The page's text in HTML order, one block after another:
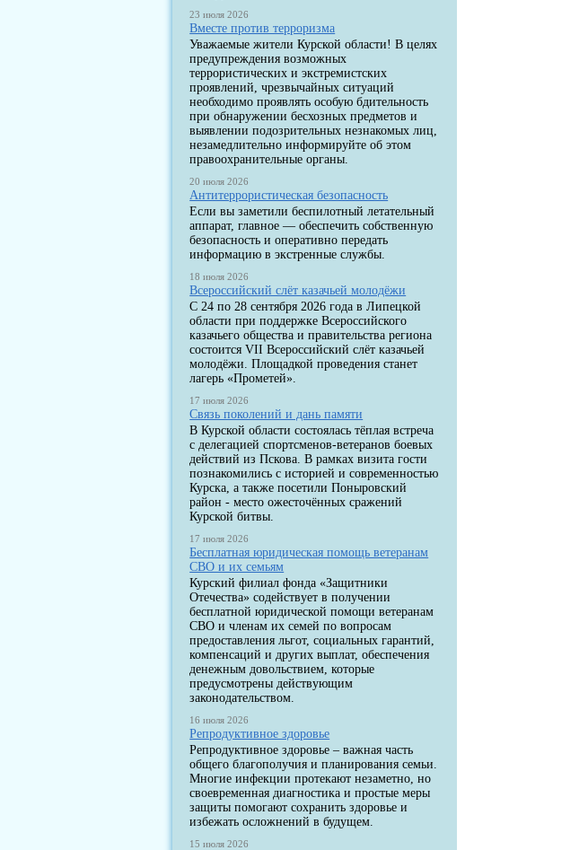
23 июля 2026
Вместе против терроризма
Уважаемые жители Курской области! В целях
предупреждения возможных
террористических и экстремистских
проявлений, чрезвычайных ситуаций
необходимо проявлять особую бдительность
при обнаружении бесхозных предметов и
выявлении подозрительных незнакомых лиц,
незамедлительно информируйте об этом
правоохранительные органы.
20 июля 2026
Антитеррористическая безопасность
Если вы заметили беспилотный летательный
аппарат, главное — обеспечить собственную
безопасность и оперативно передать
информацию в экстренные службы.
18 июля 2026
Всероссийский слёт казачьей молодёжи
С 24 по 28 сентября 2026 года в Липецкой
области при поддержке Всероссийского
казачьего общества и правительства региона
состоится VII Всероссийский слёт казачьей
молодёжи. Площадкой проведения станет
лагерь «Прометей».
17 июля 2026
Связь поколений и дань памяти
В Курской области состоялась тёплая встреча
с делегацией спортсменов-ветеранов боевых
действий из Пскова. В рамках визита гости
познакомились с историей и современностью
Курска, а также посетили Поныровский
район - место ожесточённых сражений
Курской битвы.
17 июля 2026
Бесплатная юридическая помощь ветеранам
СВО и их семьям
Курский филиал фонда «Защитники
Отечества» содействует в получении
бесплатной юридической помощи ветеранам
СВО и членам их семей по вопросам
предоставления льгот, социальных гарантий,
компенсаций и других выплат, обеспечения
денежным довольствием, которые
предусмотрены действующим
законодательством.
16 июля 2026
Репродуктивное здоровье
Репродуктивное здоровье – важная часть
общего благополучия и планирования семьи.
Многие инфекции протекают незаметно, но
своевременная диагностика и простые меры
защиты помогают сохранить здоровье и
избежать осложнений в будущем.
15 июля 2026